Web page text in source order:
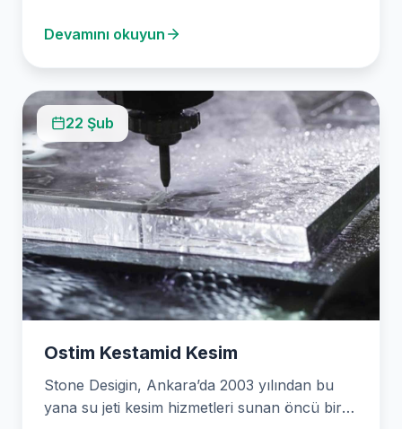
Kestamid…
Devamını okuyun
22 Şub
Ostim Kestamid Kesim
Stone Desigin, Ankara’da 2003 yılından bu
yana su jeti kesim hizmetleri sunan öncü bir